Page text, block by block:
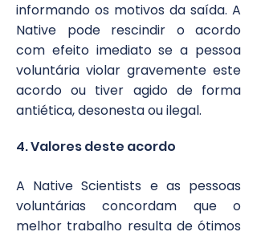
informando os motivos da saída. A
Native pode rescindir o acordo
com efeito imediato se a pessoa
voluntária violar gravemente este
acordo ou tiver agido de forma
antiética, desonesta ou ilegal.
4. Valores deste acordo
A Native Scientists e as pessoas
voluntárias concordam que o
melhor trabalho resulta de ótimos